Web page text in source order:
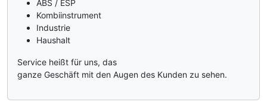
ABS / ESP
Kombiinstrument
Industrie
Haushalt
Service heißt für uns, das
ganze Geschäft mit den Augen des Kunden zu sehen.